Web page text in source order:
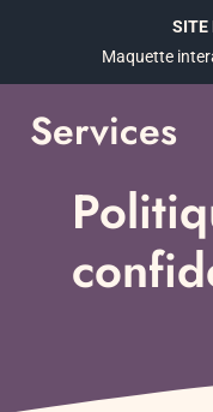
SITE
Maquette
Services